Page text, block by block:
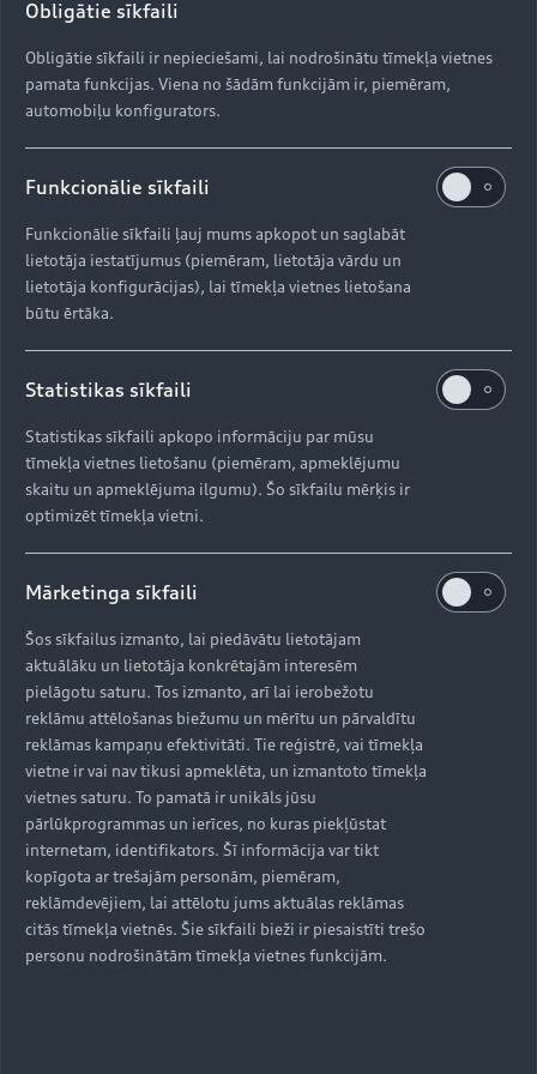
Obligātie sīkfaili
Obligātie sīkfaili ir nepieciešami, lai nodrošinātu tīmekļa vietnes
pamata funkcijas. Viena no šādām funkcijām ir, piemēram,
automobiļu konfigurators.
Funkcionālie sīkfaili
Funkcionālie sīkfaili ļauj mums apkopot un saglabāt
lietotāja iestatījumus (piemēram, lietotāja vārdu un
lietotāja konfigurācijas), lai tīmekļa vietnes lietošana
būtu ērtāka.
Statistikas sīkfaili
Statistikas sīkfaili apkopo informāciju par mūsu
tīmekļa vietnes lietošanu (piemēram, apmeklējumu
skaitu un apmeklējuma ilgumu). Šo sīkfailu mērķis ir
optimizēt tīmekļa vietni.
Mārketinga sīkfaili
Šos sīkfailus izmanto, lai piedāvātu lietotājam
aktuālāku un lietotāja konkrētajām interesēm
pielāgotu saturu. Tos izmanto, arī lai ierobežotu
reklāmu attēlošanas biežumu un mērītu un pārvaldītu
reklāmas kampaņu efektivitāti. Tie reģistrē, vai tīmekļa
vietne ir vai nav tikusi apmeklēta, un izmantoto tīmekļa
vietnes saturu. To pamatā ir unikāls jūsu
pārlūkprogrammas un ierīces, no kuras piekļūstat
internetam, identifikators. Šī informācija var tikt
kopīgota ar trešajām personām, piemēram,
reklāmdevējiem, lai attēlotu jums aktuālas reklāmas
citās tīmekļa vietnēs. Šie sīkfaili bieži ir piesaistīti trešo
personu nodrošinātām tīmekļa vietnes funkcijām.